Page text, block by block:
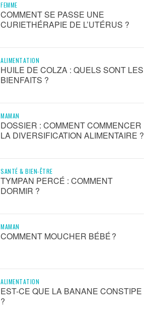
FEMME
COMMENT SE PASSE UNE
CURIETHÉRAPIE DE L’UTÉRUS ?
ALIMENTATION
HUILE DE COLZA : QUELS SONT LES
BIENFAITS ?
MAMAN
DOSSIER : COMMENT COMMENCER
LA DIVERSIFICATION ALIMENTAIRE ?
SANTÉ & BIEN-ÊTRE
TYMPAN PERCÉ : COMMENT
DORMIR ?
MAMAN
COMMENT MOUCHER BÉBÉ ?
ALIMENTATION
EST-CE QUE LA BANANE CONSTIPE
?